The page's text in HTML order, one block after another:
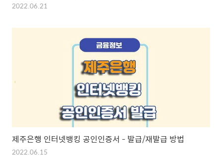
2022.06.21
제주은행 인터넷뱅킹 공인인증서 - 발급/재발급 방법
2022.06.15